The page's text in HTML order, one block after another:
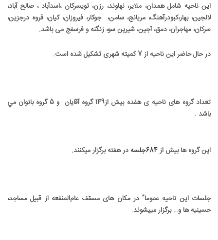
این ناحیه شامل همدان، ملایر، نهاوند، رزن، تویسرکان ،اسدآباد ، صالح آباد،
لالجین، بهار،کبودرآهنگ، مریانج، سامن، جوکار، فیروزان، کیان، قروه درجزین،
سرکان، مهاجران، دمق، آجین، شیرین سو، زنگنه و فرسفج می باشد.
در حال حاضر اين ناحيه از 7 کميته شهری تشکيل شده است.
تعداد گروه های ناحيه ی هفده بيش از149 گروه آقایان و 5 گروه بانوان مي
باشد .
اين گروه ها بيش از684جلسه در هفته برگزار ميکنند.
جلسات اين ناحيه عموما” در مکان های مسقف عام‌المنفعه از قبيل مساجد،
حسينيه ها و… برگزار ميیشوند.